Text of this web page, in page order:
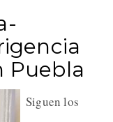
Puebla
Siguen los